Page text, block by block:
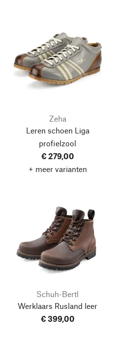
Zeha
Leren schoen Liga
profielzool
€ 279,00
+ meer varianten
Schuh-Bertl
Werklaars Rusland leer
€ 399,00